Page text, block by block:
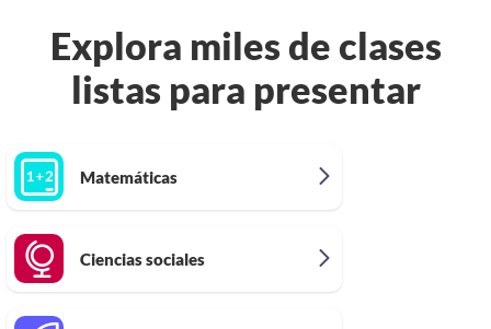
Explora miles de clases
listas para presentar
Matemáticas
Ciencias sociales